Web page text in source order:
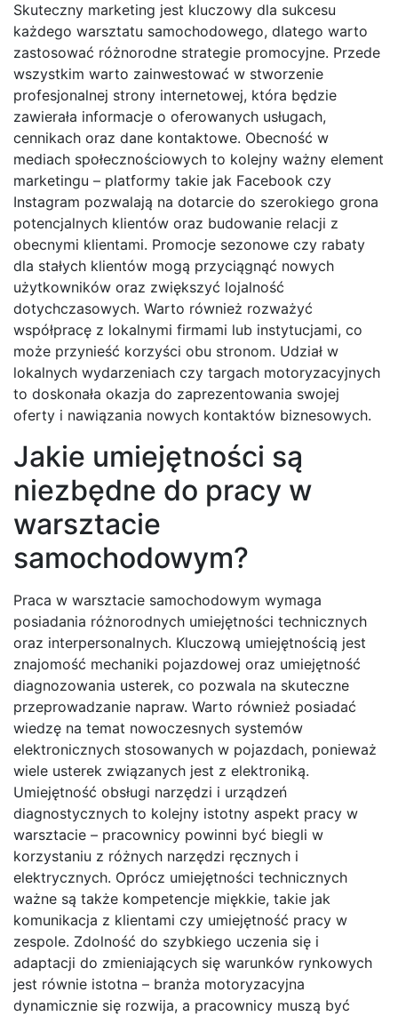
Skuteczny marketing jest kluczowy dla sukcesu
każdego warsztatu samochodowego, dlatego warto
zastosować różnorodne strategie promocyjne. Przede
wszystkim warto zainwestować w stworzenie
profesjonalnej strony internetowej, która będzie
zawierała informacje o oferowanych usługach,
cennikach oraz dane kontaktowe. Obecność w
mediach społecznościowych to kolejny ważny element
marketingu – platformy takie jak Facebook czy
Instagram pozwalają na dotarcie do szerokiego grona
potencjalnych klientów oraz budowanie relacji z
obecnymi klientami. Promocje sezonowe czy rabaty
dla stałych klientów mogą przyciągnąć nowych
użytkowników oraz zwiększyć lojalność
dotychczasowych. Warto również rozważyć
współpracę z lokalnymi firmami lub instytucjami, co
może przynieść korzyści obu stronom. Udział w
lokalnych wydarzeniach czy targach motoryzacyjnych
to doskonała okazja do zaprezentowania swojej
oferty i nawiązania nowych kontaktów biznesowych.
Jakie umiejętności są
niezbędne do pracy w
warsztacie
samochodowym?
Praca w warsztacie samochodowym wymaga
posiadania różnorodnych umiejętności technicznych
oraz interpersonalnych. Kluczową umiejętnością jest
znajomość mechaniki pojazdowej oraz umiejętność
diagnozowania usterek, co pozwala na skuteczne
przeprowadzanie napraw. Warto również posiadać
wiedzę na temat nowoczesnych systemów
elektronicznych stosowanych w pojazdach, ponieważ
wiele usterek związanych jest z elektroniką.
Umiejętność obsługi narzędzi i urządzeń
diagnostycznych to kolejny istotny aspekt pracy w
warsztacie – pracownicy powinni być biegli w
korzystaniu z różnych narzędzi ręcznych i
elektrycznych. Oprócz umiejętności technicznych
ważne są także kompetencje miękkie, takie jak
komunikacja z klientami czy umiejętność pracy w
zespole. Zdolność do szybkiego uczenia się i
adaptacji do zmieniających się warunków rynkowych
jest równie istotna – branża motoryzacyjna
dynamicznie się rozwija, a pracownicy muszą być